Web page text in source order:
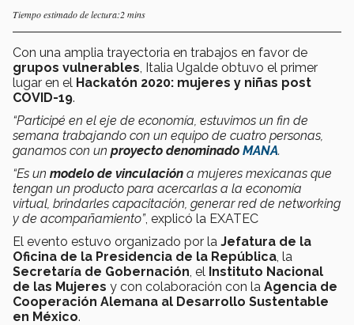
Tiempo estimado de lectura:2 mins
Con una amplia trayectoria en trabajos en favor de
grupos vulnerables , Italia Ugalde obtuvo el primer
lugar en el Hackatón 2020: mujeres y niñas post
COVID-19.
“Participé en el eje de economía, estuvimos un fin de
semana trabajando con un equipo de cuatro personas,
ganamos con un proyecto denominado MANA.
“Es un modelo de vinculación a mujeres mexicanas que
tengan un producto para acercarlas a la economía
virtual, brindarles capacitación, generar red de networking
y de acompañamiento”, explicó la EXATEC
El evento estuvo organizado por la Jefatura de la
Oficina de la Presidencia de la República , la
Secretaría de Gobernación , el Instituto Nacional
de las Mujeres y con colaboración con la Agencia de
Cooperación Alemana al Desarrollo Sustentable
en México.